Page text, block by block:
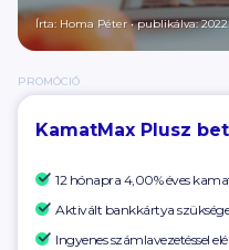
Írta: Homa Péter•publikálva:
PROMÓCIÓ
KamatMax Plusz
12 hónapra 4,00% éves
Aktivált bankkártya
Ingyenes számlavezetéssel